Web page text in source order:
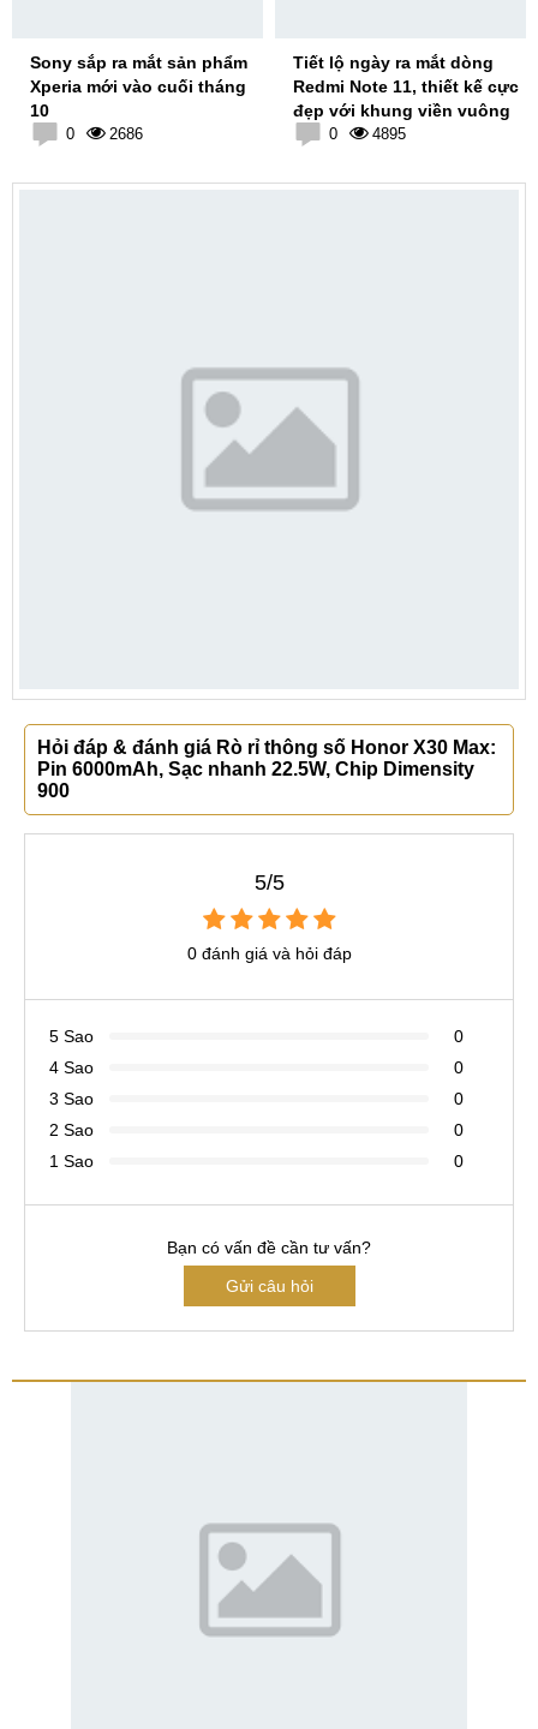
Sony sắp ra mắt sản phẩm
Xperia mới vào cuối tháng
10
0 2686
Tiết lộ ngày ra mắt dòng
Redmi Note 11, thiết kế cực
đẹp với khung viền vuông
0 4895
Hỏi đáp & đánh giá Rò rỉ thông số Honor X30 Max:
Pin 6000mAh, Sạc nhanh 22.5W, Chip Dimensity
900
5/5
0 đánh giá và hỏi đáp
5 Sao
0
4 Sao
0
3 Sao
0
2 Sao
0
1 Sao
0
Bạn có vấn đề cần tư vấn?
Gửi câu hỏi